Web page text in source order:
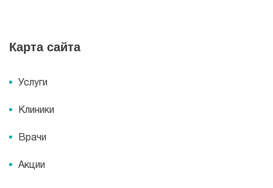
Карта сайта
Услуги
Клиники
Врачи
Акции